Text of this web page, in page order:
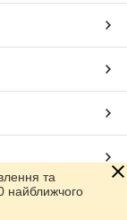
та
найближчого